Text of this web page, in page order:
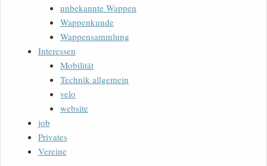
unbekannte Wappen
Wappenkunde
Wappensammlung
Interessen
Mobilität
Technik allgemein
velo
website
job
Privates
Vereine